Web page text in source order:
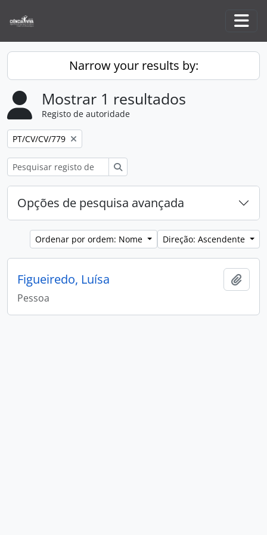
Narrow your results by:
Mostrar 1 resultados
Registo de autoridade
Remove filter:
PT/CV/CV/779
Opções de pesquisa avançada
Ordenar por ordem: Nome Direção: Ascendente
Figueiredo, Luísa
Pessoa